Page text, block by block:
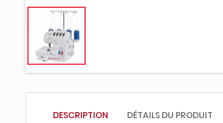
DESCRIPTION DÉTAILS DU PRODUIT